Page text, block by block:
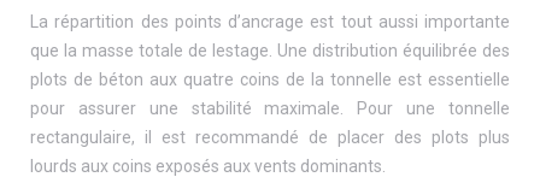
La répartition des points d’ancrage est tout aussi importante
que la masse totale de lestage. Une distribution équilibrée des
plots de béton aux quatre coins de la tonnelle est essentielle
pour assurer une stabilité maximale. Pour une tonnelle
rectangulaire, il est recommandé de placer des plots plus
lourds aux coins exposés aux vents dominants.